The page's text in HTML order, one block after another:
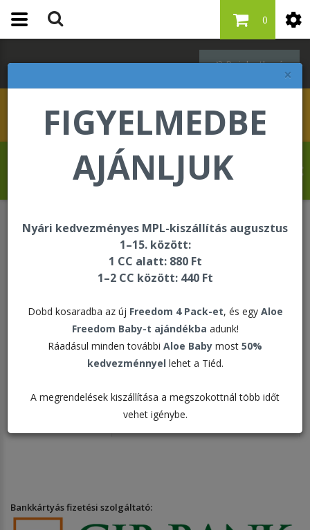
×
FIGYELMEDBE
AJÁNLJUK
Nyári kedvezményes MPL-kiszállítás augusztus
1–15. között:
1 CC alatt: 880 Ft
1–2 CC között: 440 Ft
Dobd kosaradba az új Freedom 4 Pack-et, és egy Aloe
Freedom Baby-t ajándékba adunk!
Ráadásul minden további Aloe Baby most 50%
kedvezménnyel lehet a Tiéd.
A megrendelések kiszállítása a megszokottnál több időt
vehet igénybe.
Bejelentkezés
0
Banjo Oluseun Olufolahan üdvözli Önt a
Forever Living internetes áruházában!
Speciális gyógyászati célra szánt élelmiszerek
Speciális gyógyászati célra
szánt élelmiszerek
Bankkártyás fizetési szolgáltató: